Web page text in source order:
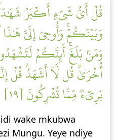
قُلۡ أَيُّ شَيۡءٍ أَكۡبَرُ شَهَٰدَةٗۖ
وَبَيۡنَكُمۡۚ وَأُوحِيَ إِلَيَّ هَٰذَا
وَمَنۢ بَلَغَۚ أَئِنَّكُمۡ
أُخۡرَىٰۚ قُل لَّآ أَشۡهَدُۚ قُلۡ
بَرِيٓءٞ مِّمَّا تُشۡرِكُونَ [١٩]
wake mkubwa
Mungu. Yeye ndiye